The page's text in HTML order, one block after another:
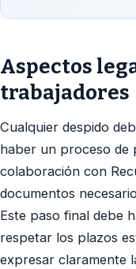
Aspectos
trabajadores
Cualquier despido
haber un proceso de
colaboración con
documentos
Este paso final debe
respetar los plazos
expresar claramente